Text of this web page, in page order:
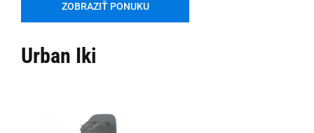
ZOBRAZIŤ PONUKU
Urban Iki